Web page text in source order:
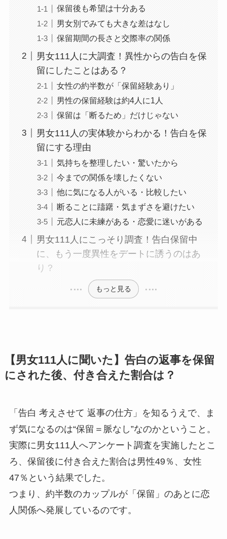
保留後も希望は十分ある
男女別でみても大きな差はなし
保留期間の長さと交際率の関係
男女111人に大調査！異性からの告白を保
留にしたことはある？
女性の約半数が「保留経験あり」
男性の保留経験は約4人に1人
保留は「断るため」だけじゃない
男女111人の実体験からわかる！告白を保
留にする理由
気持ちを整理したい・驚いたから
今までの関係を壊したくない
他に気になる人がいる・比較したい
断ることに躊躇・気まずさを避けたい
元恋人に未練がある・恋愛に迷いがある
男女111人にこっそり調査！告白保留中
に、もう一度異性をデートに誘うのはあ
り？
もっと見る
【男女111人に聞いた】告白の返事を保留
にされた後、付き合えた割合は？
「告白 考えさせて 返事の仕方」を知るうえで、ま
ず気になるのは“保留＝脈なし”なのかということ。
実際に男女111人へアンケート調査を実施したとこ
ろ、保留後に付き合えた割合は男性49％、女性
47％という結果でした。
つまり、約半数のカップルが「保留」のあとに恋
人関係へ発展しているのです。